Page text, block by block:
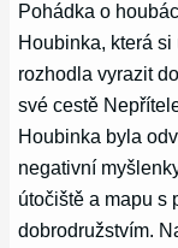
Pohádka o
Houbinka, která
rozhodla vyrazit
své cestě
Houbinka byla
negativní
útočiště a mapu s
dobrodružstvím.